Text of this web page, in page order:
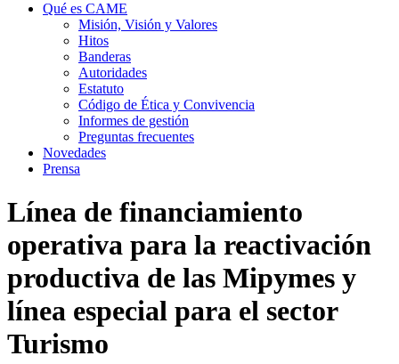
Qué es CAME
Misión, Visión y Valores
Hitos
Banderas
Autoridades
Estatuto
Código de Ética y Convivencia
Informes de gestión
Preguntas frecuentes
Novedades
Prensa
Línea de financiamiento
operativa para la reactivación
productiva de las Mipymes y
línea especial para el sector
Turismo